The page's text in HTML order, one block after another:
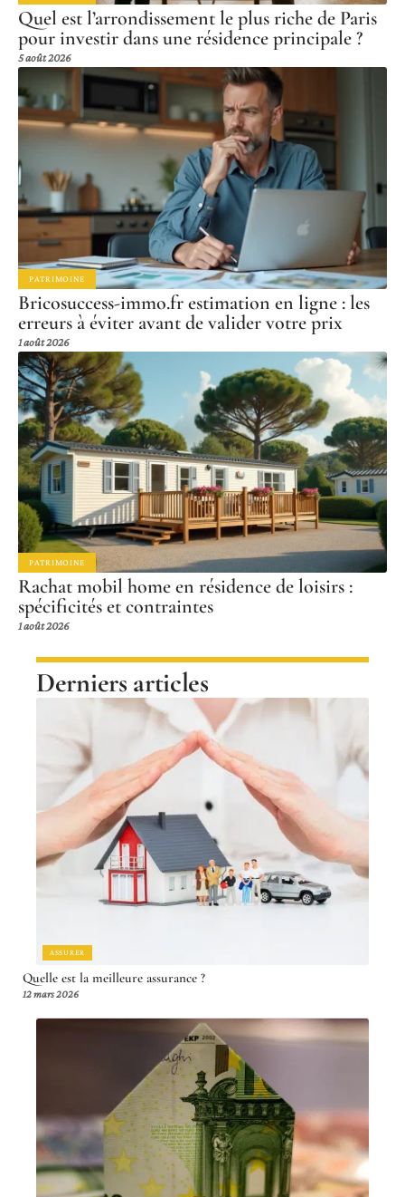
Quel est l’arrondissement le plus riche de Paris
pour investir dans une résidence principale ?
5 août 2026
PATRIMOINE
Bricosuccess-immo.fr estimation en ligne : les
erreurs à éviter avant de valider votre prix
1 août 2026
PATRIMOINE
Rachat mobil home en résidence de loisirs :
spécificités et contraintes
1 août 2026
Derniers articles
ASSURER
Quelle est la meilleure assurance ?
12 mars 2026